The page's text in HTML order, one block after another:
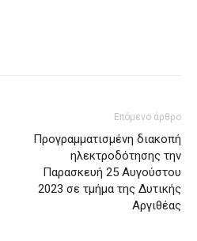
Επόμενο άρθρο
Προγραμματισμένη διακοπή
ηλεκτροδότησης την
Παρασκευή 25 Αυγούστου
2023 σε τμήμα της Δυτικής
Αργιθέας